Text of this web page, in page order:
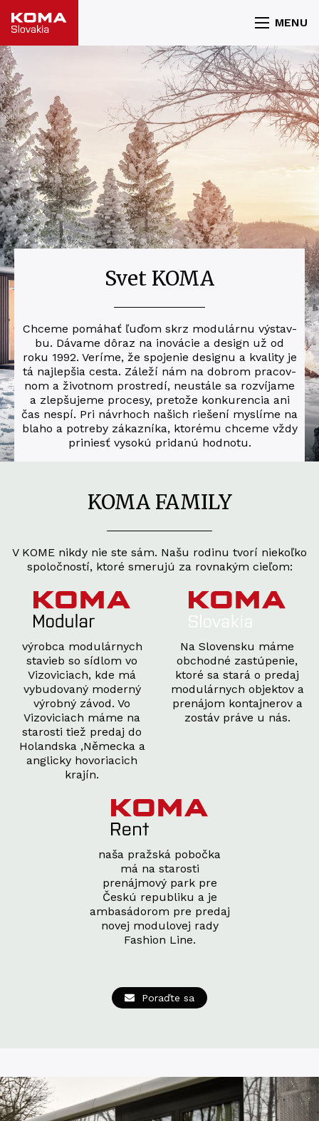
MENU
Svet KOMA
Chce­me pomá­hať ľuďom skrz modu­lár­nu výstav­
bu. Dáva­me dôraz na ino­vá­cie a design už od
roku 1992. Verí­me, že spo­je­nie desig­nu a kva­li­ty je
tá naj­lep­šia ces­ta. Zále­ží nám na dob­rom pra­cov­
nom a život­nom pro­stre­dí, neu­stá­le sa roz­ví­ja­me
a zlep­šu­je­me procesy, pre­to­že kon­ku­ren­cia ani
čas nespí. Pri návr­hoch našich rieše­ní mys­lí­me na
bla­ho a potre­by zákaz­ní­ka, kto­ré­mu chce­me vždy
pri­niesť vyso­kú pri­da­nú hodnotu.
KOMA FAMILY
V KOME nikdy nie ste sám. Našu rodinu tvorí niekoľko
spoločností, ktoré smerujú za rovnakým cieľom:
výrobca modulárnych
stavieb so sídlom vo
Vizoviciach, kde má
vybudovaný moderný
výrobný závod. Vo
Vizoviciach máme na
starosti tiež predaj do
Holandska ,Německa a
anglicky hovoriacich
krajín.
Na Slovensku máme
obchodné zastúpenie,
ktoré sa stará o predaj
modulárnych objektov a
prenájom kontajnerov a
zostáv práve u nás.
naša pražská pobočka
má na starosti
prenájmový park pre
Českú republiku a je
ambasádorom pre predaj
novej modulovej rady
Fashion Line.
Poraďte sa